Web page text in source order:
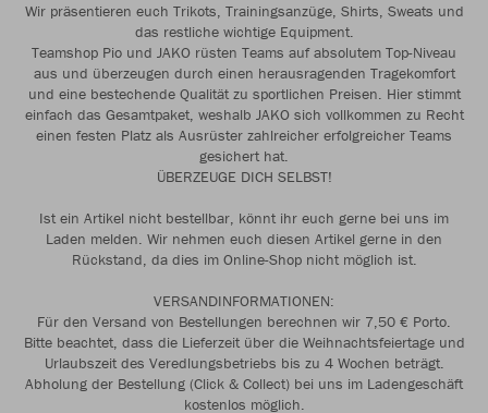
Wir präsentieren euch Trikots, Trainingsanzüge, Shirts, Sweats und
das restliche wichtige Equipment.
Teamshop Pio und JAKO rüsten Teams auf absolutem Top-Niveau
aus und überzeugen durch einen herausragenden Tragekomfort
und eine bestechende Qualität zu sportlichen Preisen. Hier stimmt
einfach das Gesamtpaket, weshalb JAKO sich vollkommen zu Recht
einen festen Platz als Ausrüster zahlreicher erfolgreicher Teams
gesichert hat.
ÜBERZEUGE DICH SELBST!
Ist ein Artikel nicht bestellbar, könnt ihr euch gerne bei uns im
Laden melden. Wir nehmen euch diesen Artikel gerne in den
Rückstand, da dies im Online-Shop nicht möglich ist.
VERSANDINFORMATIONEN:
Für den Versand von Bestellungen berechnen wir 7,50 € Porto.
Bitte beachtet, dass die Lieferzeit über die Weihnachtsfeiertage und
Urlaubszeit des Veredlungsbetriebs bis zu 4 Wochen beträgt.
Abholung der Bestellung (Click & Collect) bei uns im Ladengeschäft
kostenlos möglich.